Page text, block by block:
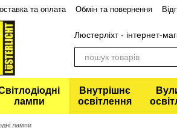
контенту
та оплата Обмін та повернення
Люстерліхт - інтернет-
лампи
Внутрішнє
освітлення
лампи